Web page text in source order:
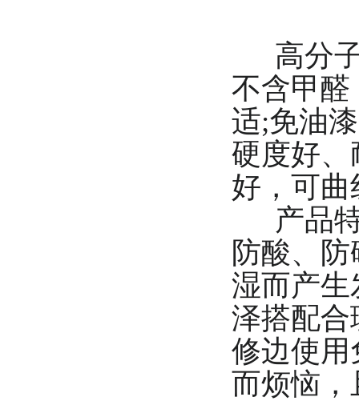
高分子
不含甲醛
适;免油
硬度好、
好，可
产品特
防酸、
湿而产生
泽搭配合
修边使用
而烦恼，